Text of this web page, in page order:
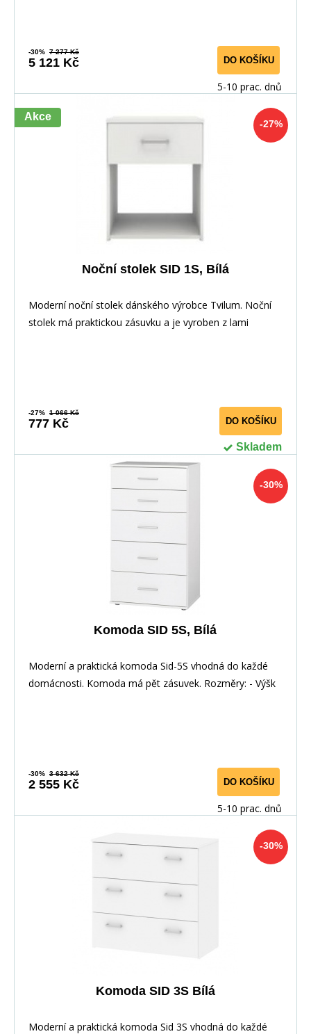
-30% 7 277 Kč
5 121 Kč DO KOŠÍKU
5-10 prac. dnů
-27%
Akce
Noční stolek SID 1S, Bílá
Moderní noční stolek dánského výrobce Tvilum. Noční
stolek má praktickou zásuvku a je vyroben z lami
-27% 1 066 Kč
777 Kč DO KOŠÍKU
Skladem
-30%
Komoda SID 5S, Bílá
Moderní a praktická komoda Sid-5S vhodná do každé
domácnosti. Komoda má pět zásuvek. Rozměry: - Výšk
-30% 3 632 Kč
2 555 Kč DO KOŠÍKU
5-10 prac. dnů
-30%
Komoda SID 3S Bílá
Moderní a praktická komoda Sid 3S vhodná do každé